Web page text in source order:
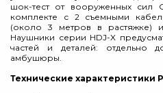
шок-тест от вооруженных сил
комплекте с 2 съемными
(около 3 метров в растяжке)
Наушники серии HDJ-X
частей и деталей: отдельно
амбушюры.
Технические характеристики